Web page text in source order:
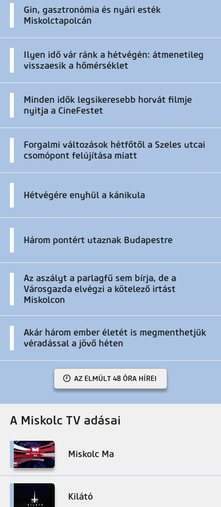
Gin, gasztronómia és nyári esték
Miskolctapolcán
Ilyen idő vár ránk a hétvégén: átmenetileg
visszaesik a hőmérséklet
Minden idők legsikeresebb horvát filmje
nyitja a CineFestet
Forgalmi változások hétfőtől a Szeles utcai
csomópont felújítása miatt
Hétvégére enyhül a kánikula
Három pontért utaznak Budapestre
Az aszályt a parlagfű sem bírja, de a
Városgazda elvégzi a kötelező irtást
Miskolcon
Akár három ember életét is megmenthetjük
véradással a jövő héten
AZ ELMÚLT 48 ÓRA HÍREI
A Miskolc TV adásai
Miskolc Ma
Kilátó